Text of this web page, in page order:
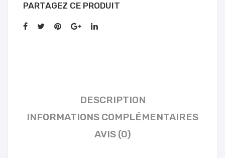
PARTAGEZ CE PRODUIT
DESCRIPTION
INFORMATIONS COMPLÉMENTAIRES
AVIS (0)